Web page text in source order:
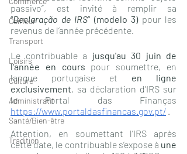
Coiffeur
Transport
Loisirs
Culture
Administratif
Santé/Bien-être
Tradition
“Declaração de IRS” (modelo 3) pour les
revenus de l’année précédente.
Le contribuable a jusqu'au 30 juin de
l'année en cours pour soumettre, en
langue portugaise et en ligne
exclusivement, sa déclaration d’IRS sur
https://www.portaldasfinancas.gov.pt/ .
Attention, en soumettant l’IRS après
cette date, le contribuable s’expose à une